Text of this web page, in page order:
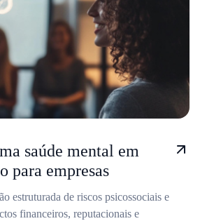
saúde mental em
para empresas
estruturada de riscos psicossociais e
financeiros, reputacionais e